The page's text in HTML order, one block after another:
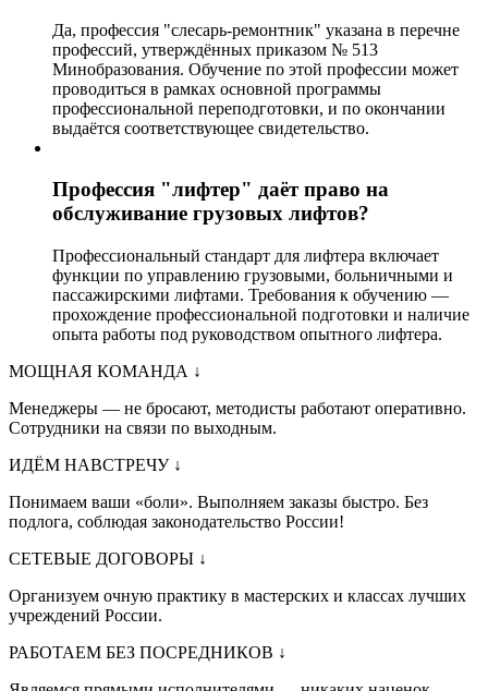
Да, профессия "слесарь-ремонтник" указана в перечне
профессий, утверждённых приказом № 513
Минобразования. Обучение по этой профессии может
проводиться в рамках основной программы
профессиональной переподготовки, и по окончании
выдаётся соответствующее свидетельство.
Профессия "лифтер" даёт право на
обслуживание грузовых лифтов?
Профессиональный стандарт для лифтера включает
функции по управлению грузовыми, больничными и
пассажирскими лифтами. Требования к обучению —
прохождение профессиональной подготовки и наличие
опыта работы под руководством опытного лифтера.
МОЩНАЯ КОМАНДА ↓
Менеджеры — не бросают, методисты работают оперативно.
Сотрудники на связи по выходным.
ИДЁМ НАВСТРЕЧУ ↓
Понимаем ваши «боли». Выполняем заказы быстро. Без
подлога, соблюдая законодательство России!
СЕТЕВЫЕ ДОГОВОРЫ ↓
Организуем очную практику в мастерских и классах лучших
учреждений России.
РАБОТАЕМ БЕЗ ПОСРЕДНИКОВ ↓